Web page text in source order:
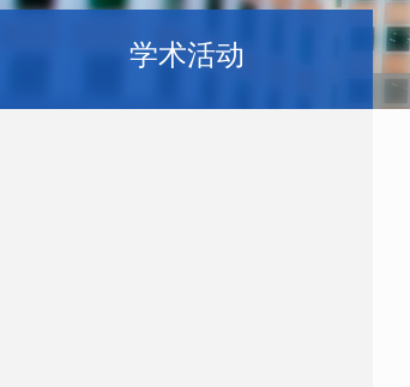
学术活动